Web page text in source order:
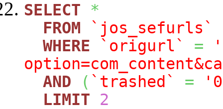
SELECT
*
FROM
`jos_sefurls`
WHERE
`origurl` =
AND
( `trashed` =
LIMIT
2